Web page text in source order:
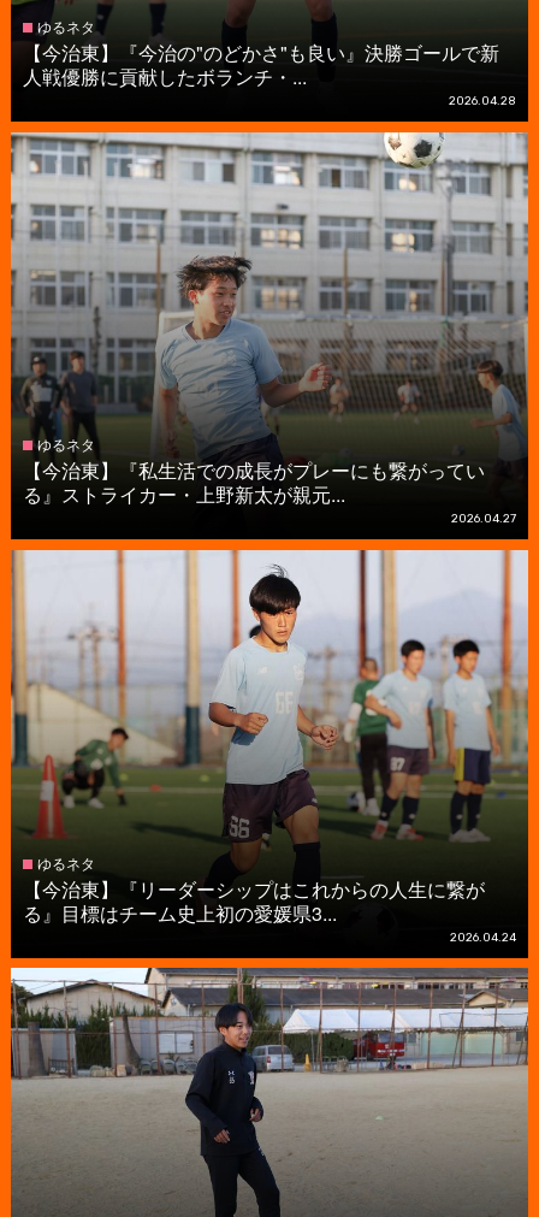
ゆるネタ
【今治東】『今治の"のどかさ"も良い』決勝ゴールで新
人戦優勝に貢献したボランチ・...
2026.04.28
ゆるネタ
【今治東】『私生活での成長がプレーにも繋がってい
る』ストライカー・上野新太が親元...
2026.04.27
ゆるネタ
【今治東】『リーダーシップはこれからの人生に繋が
る』目標はチーム史上初の愛媛県3...
2026.04.24